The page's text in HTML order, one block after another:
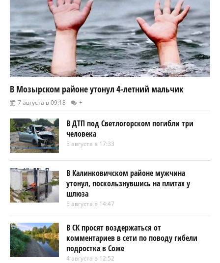
В Мозырском районе утонул 4-летний мальчик
7 августа в 09:18 +
В ДТП под Светлогорском погибли три
человека
5 августа в 17:33
В Калинковичском районе мужчина
утонул, поскользнувшись на плитах у
шлюза
5 августа в 14:47
В СК просят воздержаться от
комментариев в сети по поводу гибели
подростка в Соже
4 августа в 12:52